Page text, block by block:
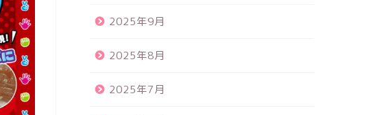
2025年9月
2025年8月
2025年7月